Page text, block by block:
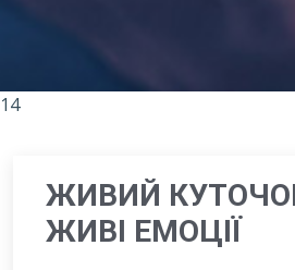
14
ЖИВИЙ
ЖИВІ ЕМОЦІЇ